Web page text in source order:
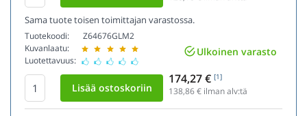
Sama tuote toisen toimittajan varastossa.
Tuotekoodi:
Kuvanlaatu:
Luotettavuus:
Z64676GLM2
Ulkoinen varasto
174,27 € [1]
138,86€ ilman alv:tä